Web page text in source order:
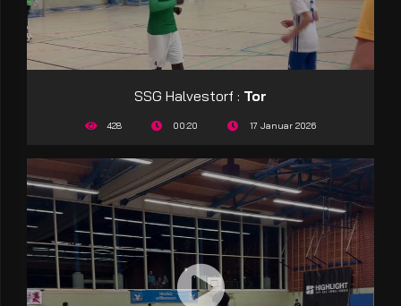
SSG Halvestorf : Tor
428 00:20 17 Januar 2026